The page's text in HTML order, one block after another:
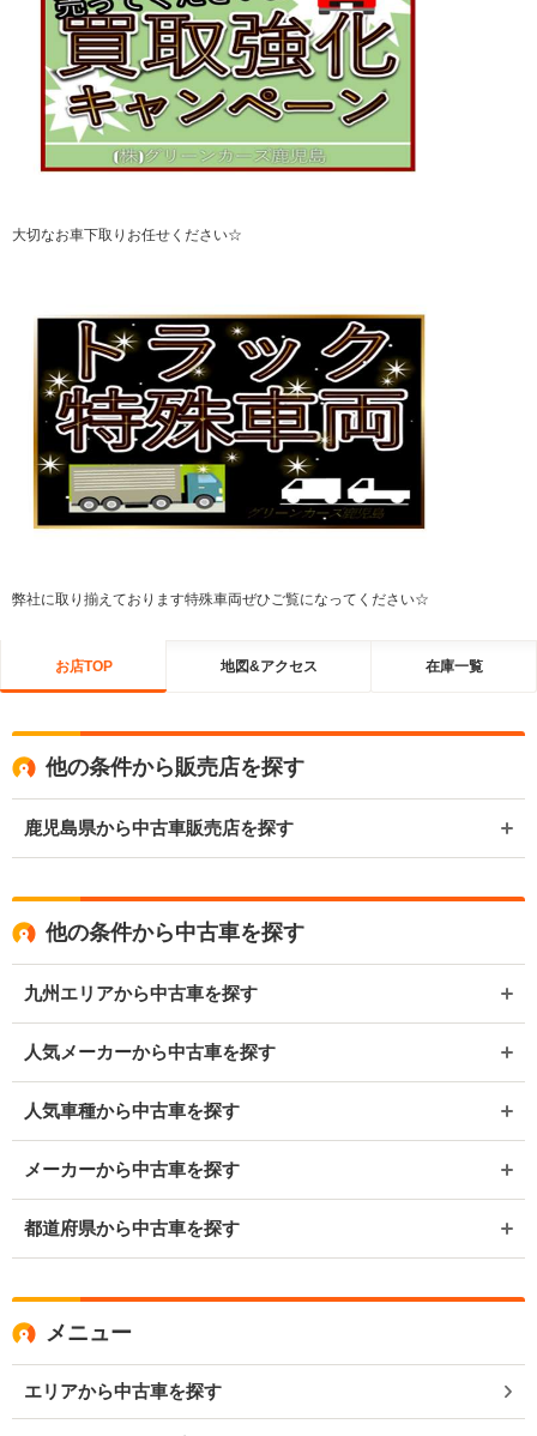
大切なお車下取りお任せください☆
弊社に取り揃えております特殊車両ぜひご覧になってください☆
お店TOP 地図&アクセス 在庫一覧
他の条件から販売店を探す
鹿児島県から中古車販売店を探す
他の条件から中古車を探す
九州エリアから中古車を探す
人気メーカーから中古車を探す
人気車種から中古車を探す
メーカーから中古車を探す
都道府県から中古車を探す
メニュー
エリアから中古車を探す